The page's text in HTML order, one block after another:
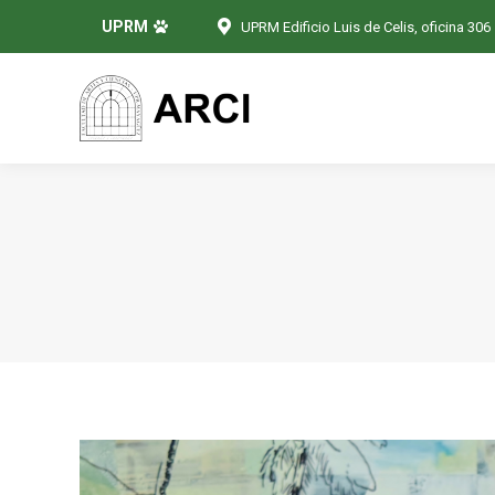
UPRM UPRM Edificio Luis de Celis, oficina 306